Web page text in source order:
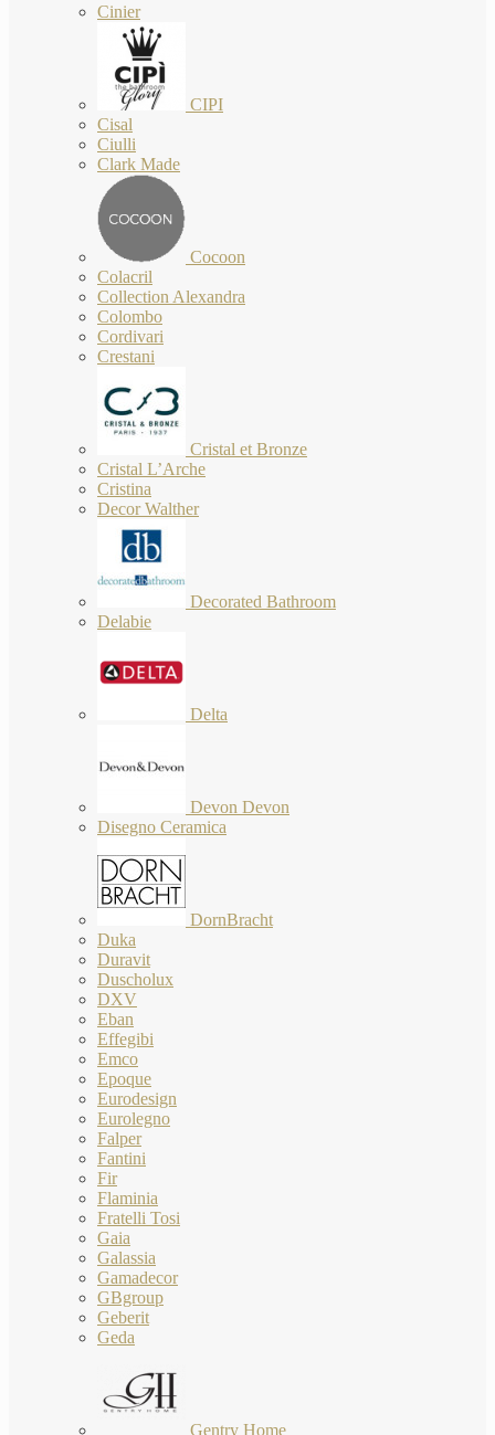
Cinier
CIPI
Cisal
Ciulli
Clark Made
Cocoon
Colacril
Collection Alexandra
Colombo
Cordivari
Crestani
Cristal et Bronze
Cristal L’Arche
Cristina
Decor Walther
Decorated Bathroom
Delabie
Delta
Devon Devon
Disegno Ceramica
DornBracht
Duka
Duravit
Duscholux
DXV
Eban
Effegibi
Emco
Epoque
Eurodesign
Eurolegno
Falper
Fantini
Fir
Flaminia
Fratelli Tosi
Gaia
Galassia
Gamadecor
GBgroup
Geberit
Geda
Gentry Home